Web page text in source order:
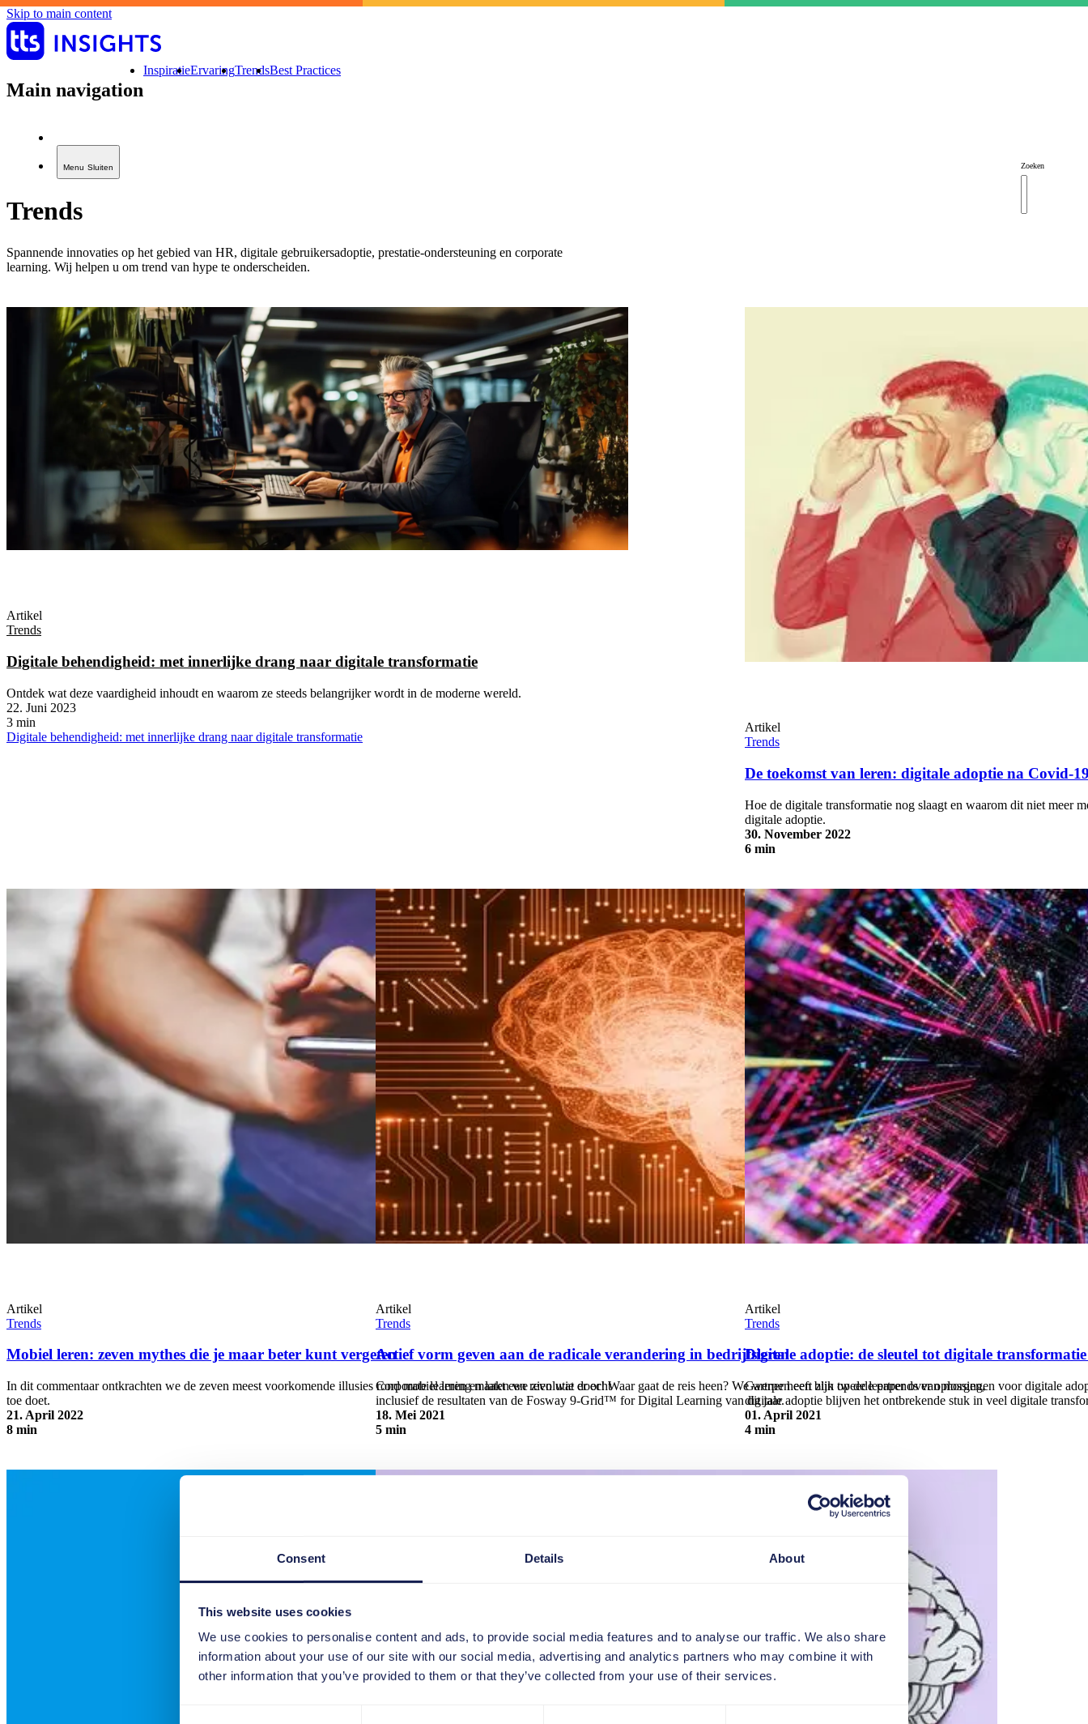
Consent Details About
This website uses cookies
We use cookies to personalise content and ads, to provide social media features and to analyse our traffic. We also share
information about your use of our site with our social media, advertising and analytics partners who may combine it with
other information that you’ve provided to them or that they’ve collected from your use of their services.
Skip to main content
Main navigation
InspiratieErvaringTrendsBest Practices
Zoeken
Menu Sluiten
Trends
Spannende innovaties op het gebied van HR, digitale gebruikersadoptie, prestatie-ondersteuning en corporate
learning. Wij helpen u om trend van hype te onderscheiden.
Artikel
Trends
Digitale behendigheid: met innerlijke drang naar digitale transformatie
Ontdek wat deze vaardigheid inhoudt en waarom ze steeds belangrijker wordt in de moderne wereld.
22. Juni 2023
3 min
Digitale behendigheid: met innerlijke drang naar digitale transformatie
Artikel
Trends
De toekomst van leren: digitale adoptie na Covid-
Hoe de digitale transformatie nog slaagt en waarom dit niet meer
digitale adoptie.
30. November 2022
6 min
Artikel
Trends
Mobiel leren: zeven mythes die je maar beter kunt vergeten
In dit commentaar ontkrachten we de zeven meest voorkomende illusies rond mobiel leren en laten we zien wat er echt
toe doet.
21. April 2022
8 min
Artikel
Trends
Actief vorm geven aan de radicale verandering in bedrijfsleren
Corporate learning maakt een revolutie door! Waar gaat de reis heen? We werpen een blik op de leertrends van morgen,
inclusief de resultaten van de Fosway 9-Grid™ for Digital Learning van dit jaar.
18. Mei 2021
5 min
Artikel
Trends
Digitale adoptie: de sleutel tot digitale
Gartner heeft zijn tweede paper over oplossingen voor digitale
digitale adoptie blijven het ontbrekende stuk in veel digitale
01. April 2021
4 min